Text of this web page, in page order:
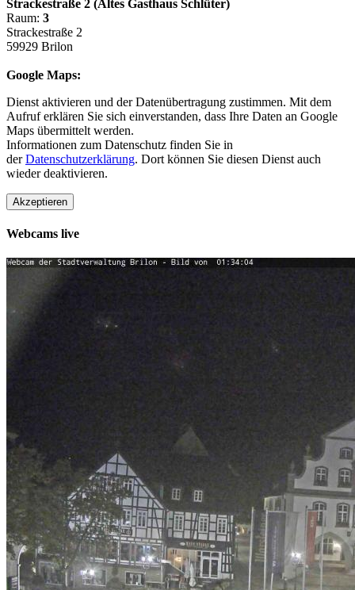
Strackestraße 2 (Altes Gasthaus Schlüter)
Raum: 3
Strackestraße 2
59929 Brilon
Google Maps:
Dienst aktivieren und der Datenübertragung zustimmen. Mit dem
Aufruf erklären Sie sich einverstanden, dass Ihre Daten an Google
Maps übermittelt werden.
Informationen zum Datenschutz finden Sie in
derDatenschutzerklärung. Dort können Sie diesen Dienst auch
wieder deaktivieren.
Akzeptieren
Webcams live